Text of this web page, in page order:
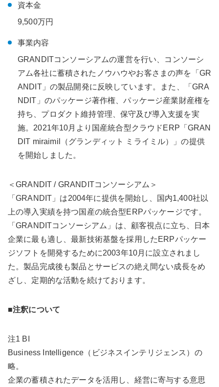
資本金
9,500万円
事業内容
GRANDITコンソーシアムの運営を行い、コンソーシ
アム各社に蓄積されたノウハウやお客さまの声を「GR
ANDIT」の製品開発に反映しています。また、「GRA
NDIT」のパッケージ著作権、パッケージ産業財産権を
持ち、プロダクト維持管理、保守及び導入支援を実
施。2021年10月より国産統合型クラウドERP「GRAN
DIT miraimil（グランディット ミライミル）」の提供
を開始しました。
＜GRANDIT / GRANDITコンソーシアム＞
「GRANDIT」は2004年に提供を開始し、国内1,400社以
上の導入実績を持つ国産の統合型ERPパッケージです。
「GRANDITコンソーシアム」は、顧客視点に立ち、日本
企業に最も適し、最新技術基盤を採用したERPパッケー
ジソフトを開発するために2003年10月に設立されまし
た。製品完成後も製品とサービスの絶え間ない成長をめ
ざし、定期的な活動を続けております。
■注釈について
注1 BI
Business Intelligence（ビジネスインテリジェンス）の
略。
企業の蓄積されたデータを活用し、経営に寄与する意思